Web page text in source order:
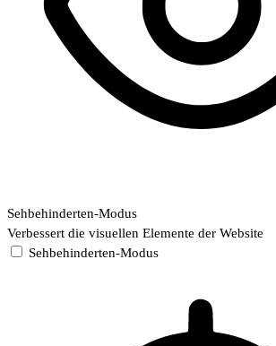
Sehbehinderten-Modus
Verbessert die visuellen Elemente der Website
Sehbehinderten-Modus